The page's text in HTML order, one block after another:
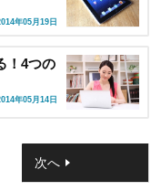
年05月19日
！4つの
年05月14日
次へ